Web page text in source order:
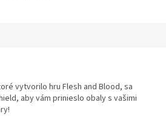
vytvorilo hru Flesh and Blood, sa
aby vám prinieslo obaly s vašimi